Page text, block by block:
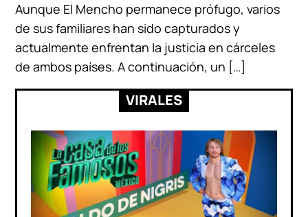
Aunque El Mencho permanece prófugo, varios
de sus familiares han sido capturados y
actualmente enfrentan la justicia en cárceles
de ambos países. A continuación, un […]
VIRALES